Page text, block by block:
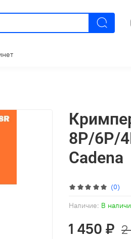
(0)
Наличие: В
8P/6P/
Cadena
1 450 ₽